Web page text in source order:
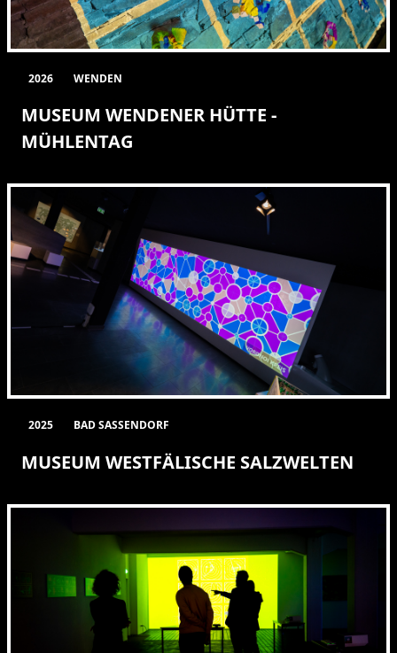
2026 WENDEN
MUSEUM WENDENER HÜTTE -
MÜHLENTAG
2025 BAD SASSENDORF
MUSEUM WESTFÄLISCHE SALZWELTEN